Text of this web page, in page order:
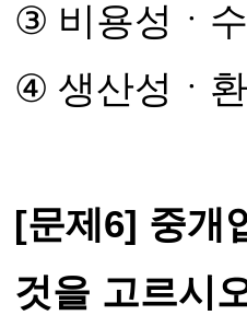
③ 비용성 ㆍ
④ 생산성 ㆍ
[문제 6] 중개
것을 고르시